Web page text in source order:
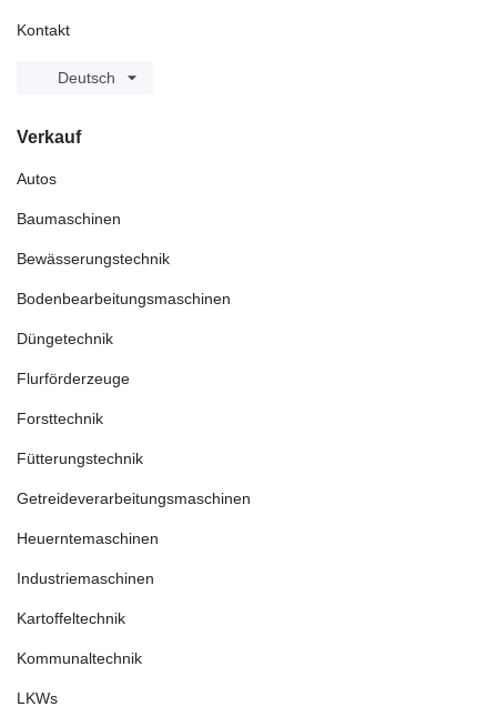
Kontakt
Deutsch
Verkauf
Autos
Baumaschinen
Bewässerungstechnik
Bodenbearbeitungsmaschinen
Düngetechnik
Flurförderzeuge
Forsttechnik
Fütterungstechnik
Getreideverarbeitungsmaschinen
Heuerntemaschinen
Industriemaschinen
Kartoffeltechnik
Kommunaltechnik
LKWs